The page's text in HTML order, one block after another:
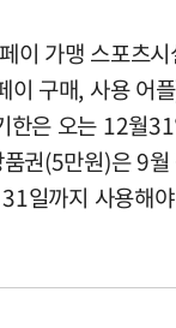
이 가맹 스포츠
이 구매, 사용 어
한은 오는 12월
권(5만원)은 9
일까지 사용해